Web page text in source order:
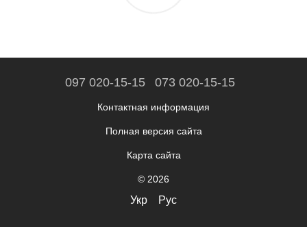
097 020-15-15 073 020-15-15
Контактная информация
Полная версия сайта
Карта сайта
© 2026
Укр Рус